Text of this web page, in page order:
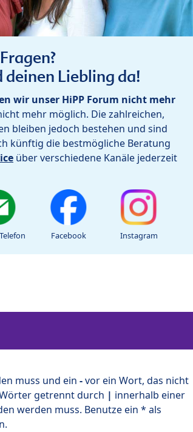
Liebling da!
wir unser HiPP Forum nicht mehr
mehr möglich. Die zahlreichen,
bleiben jedoch bestehen und sind
künftig die bestmögliche Beratung
über verschiedene Kanäle jederzeit
Facebook Instagram
muss und ein -vor ein Wort, das nicht
getrennt durch | innerhalb einer
werden muss. Benutze ein * als